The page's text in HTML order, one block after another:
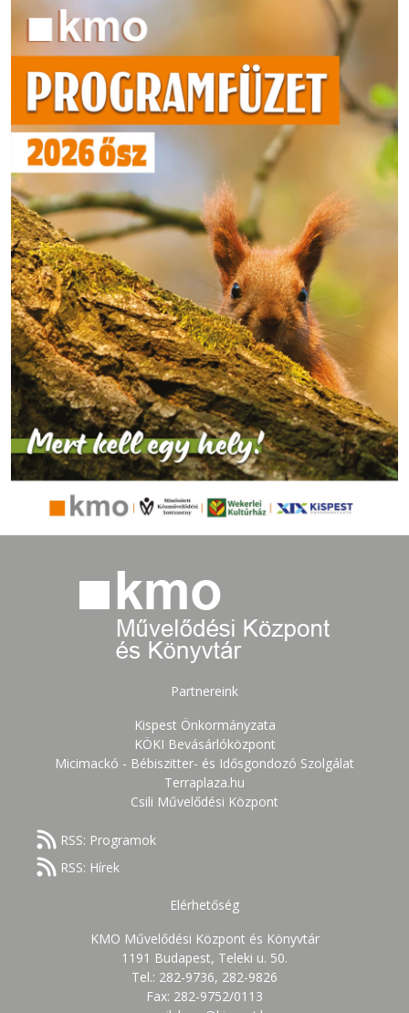
Partnereink
Kispest Önkormányzata
KÖKI Bevásárlóközpont
Micimackó - Bébiszitter- és Idősgondozó Szolgálat
Terraplaza.hu
Csili Művelődési Központ
RSS: Programok
RSS: Hírek
Elérhetőség
KMO Művelődési Központ és Könyvtár
1191 Budapest, Teleki u. 50.
Tel.: 282-9736, 282-9826
Fax: 282-9752/0113